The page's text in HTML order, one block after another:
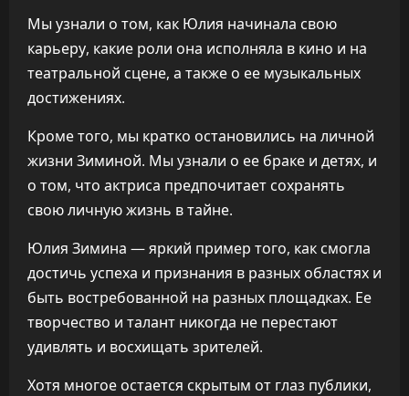
Мы узнали о том, как Юлия начинала свою
карьеру, какие роли она исполняла в кино и на
театральной сцене, а также о ее музыкальных
достижениях.
Кроме того, мы кратко остановились на личной
жизни Зиминой. Мы узнали о ее браке и детях, и
о том, что актриса предпочитает сохранять
свою личную жизнь в тайне.
Юлия Зимина — яркий пример того, как смогла
достичь успеха и признания в разных областях и
быть востребованной на разных площадках. Ее
творчество и талант никогда не перестают
удивлять и восхищать зрителей.
Хотя многое остается скрытым от глаз публики,